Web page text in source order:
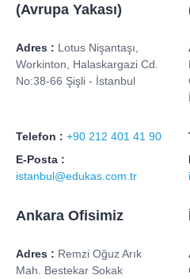
(Avrupa Yakası)
Adres : Lotus Nişantaşı,
Workinton, Halaskargazi Cd.
No:38-66 Şişli - İstanbul
Telefon : +90 212 401 41 90
E-Posta :
istanbul@edukas.com.tr
Ankara Ofisimiz
Adres : Remzi Oğuz Arık
Mah. Bestekar Sokak